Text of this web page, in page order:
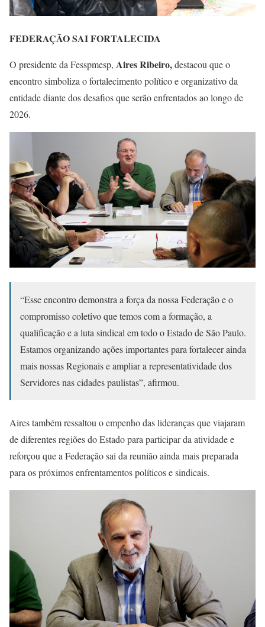
FEDERAÇÃO SAI FORTALECIDA
O presidente da Fesspmesp, Aires Ribeiro,destacou que o
encontro simboliza o fortalecimento político e organizativo da
entidade diante dos desafios que serão enfrentados ao longo de
2026.
“Esse encontro demonstra a força da nossa Federação e o
compromisso coletivo que temos com a formação, a
qualificação e a luta sindical em todo o Estado de São Paulo.
Estamos organizando ações importantes para fortalecer ainda
mais nossas Regionais e ampliar a representatividade dos
Servidores nas cidades paulistas”, afirmou.
Aires também ressaltou o empenho das lideranças que viajaram
de diferentes regiões do Estado para participar da atividade e
reforçou que a Federação sai da reunião ainda mais preparada
para os próximos enfrentamentos políticos e sindicais.